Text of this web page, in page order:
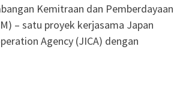
Kemitraan dan Pemberdayaan
– satu proyek kerjasama Japan
Agency (JICA) dengan